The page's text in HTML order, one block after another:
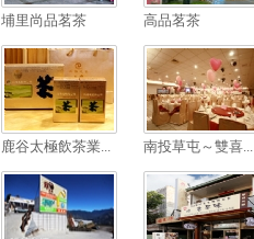
埔里尚品茗茶 高品茗茶
鹿谷太極飲茶業... 南投草屯～雙喜...